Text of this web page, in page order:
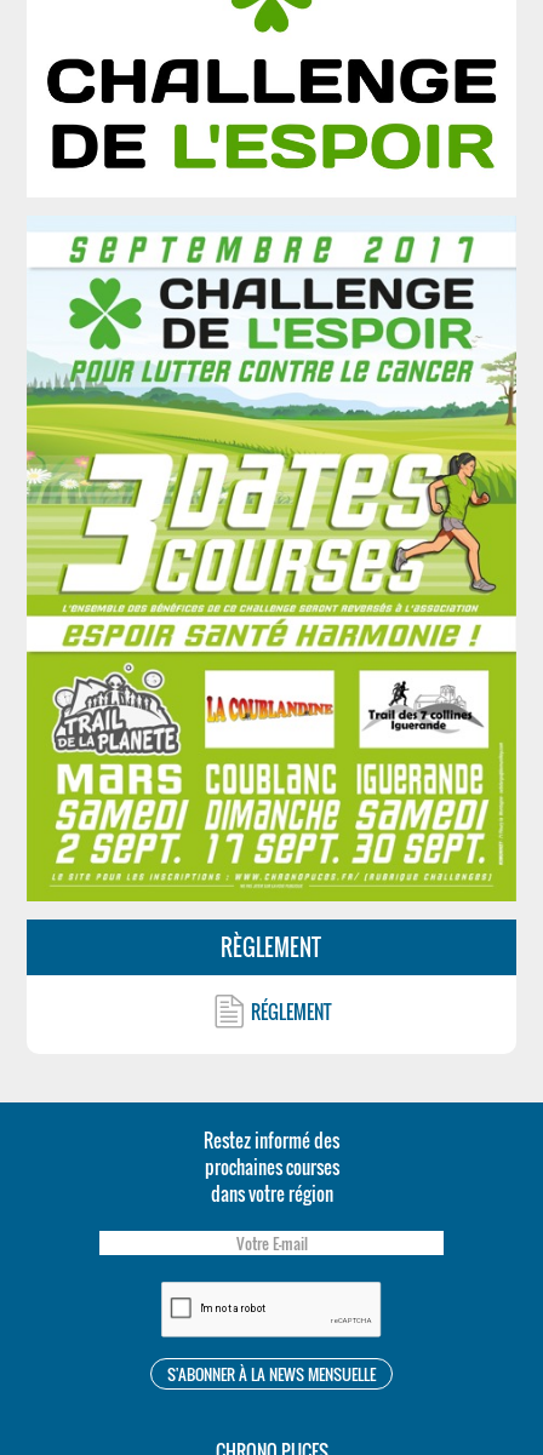
RÈGLEMENT
RÉGLEMENT
Restez informé des
prochaines courses
dans votre région